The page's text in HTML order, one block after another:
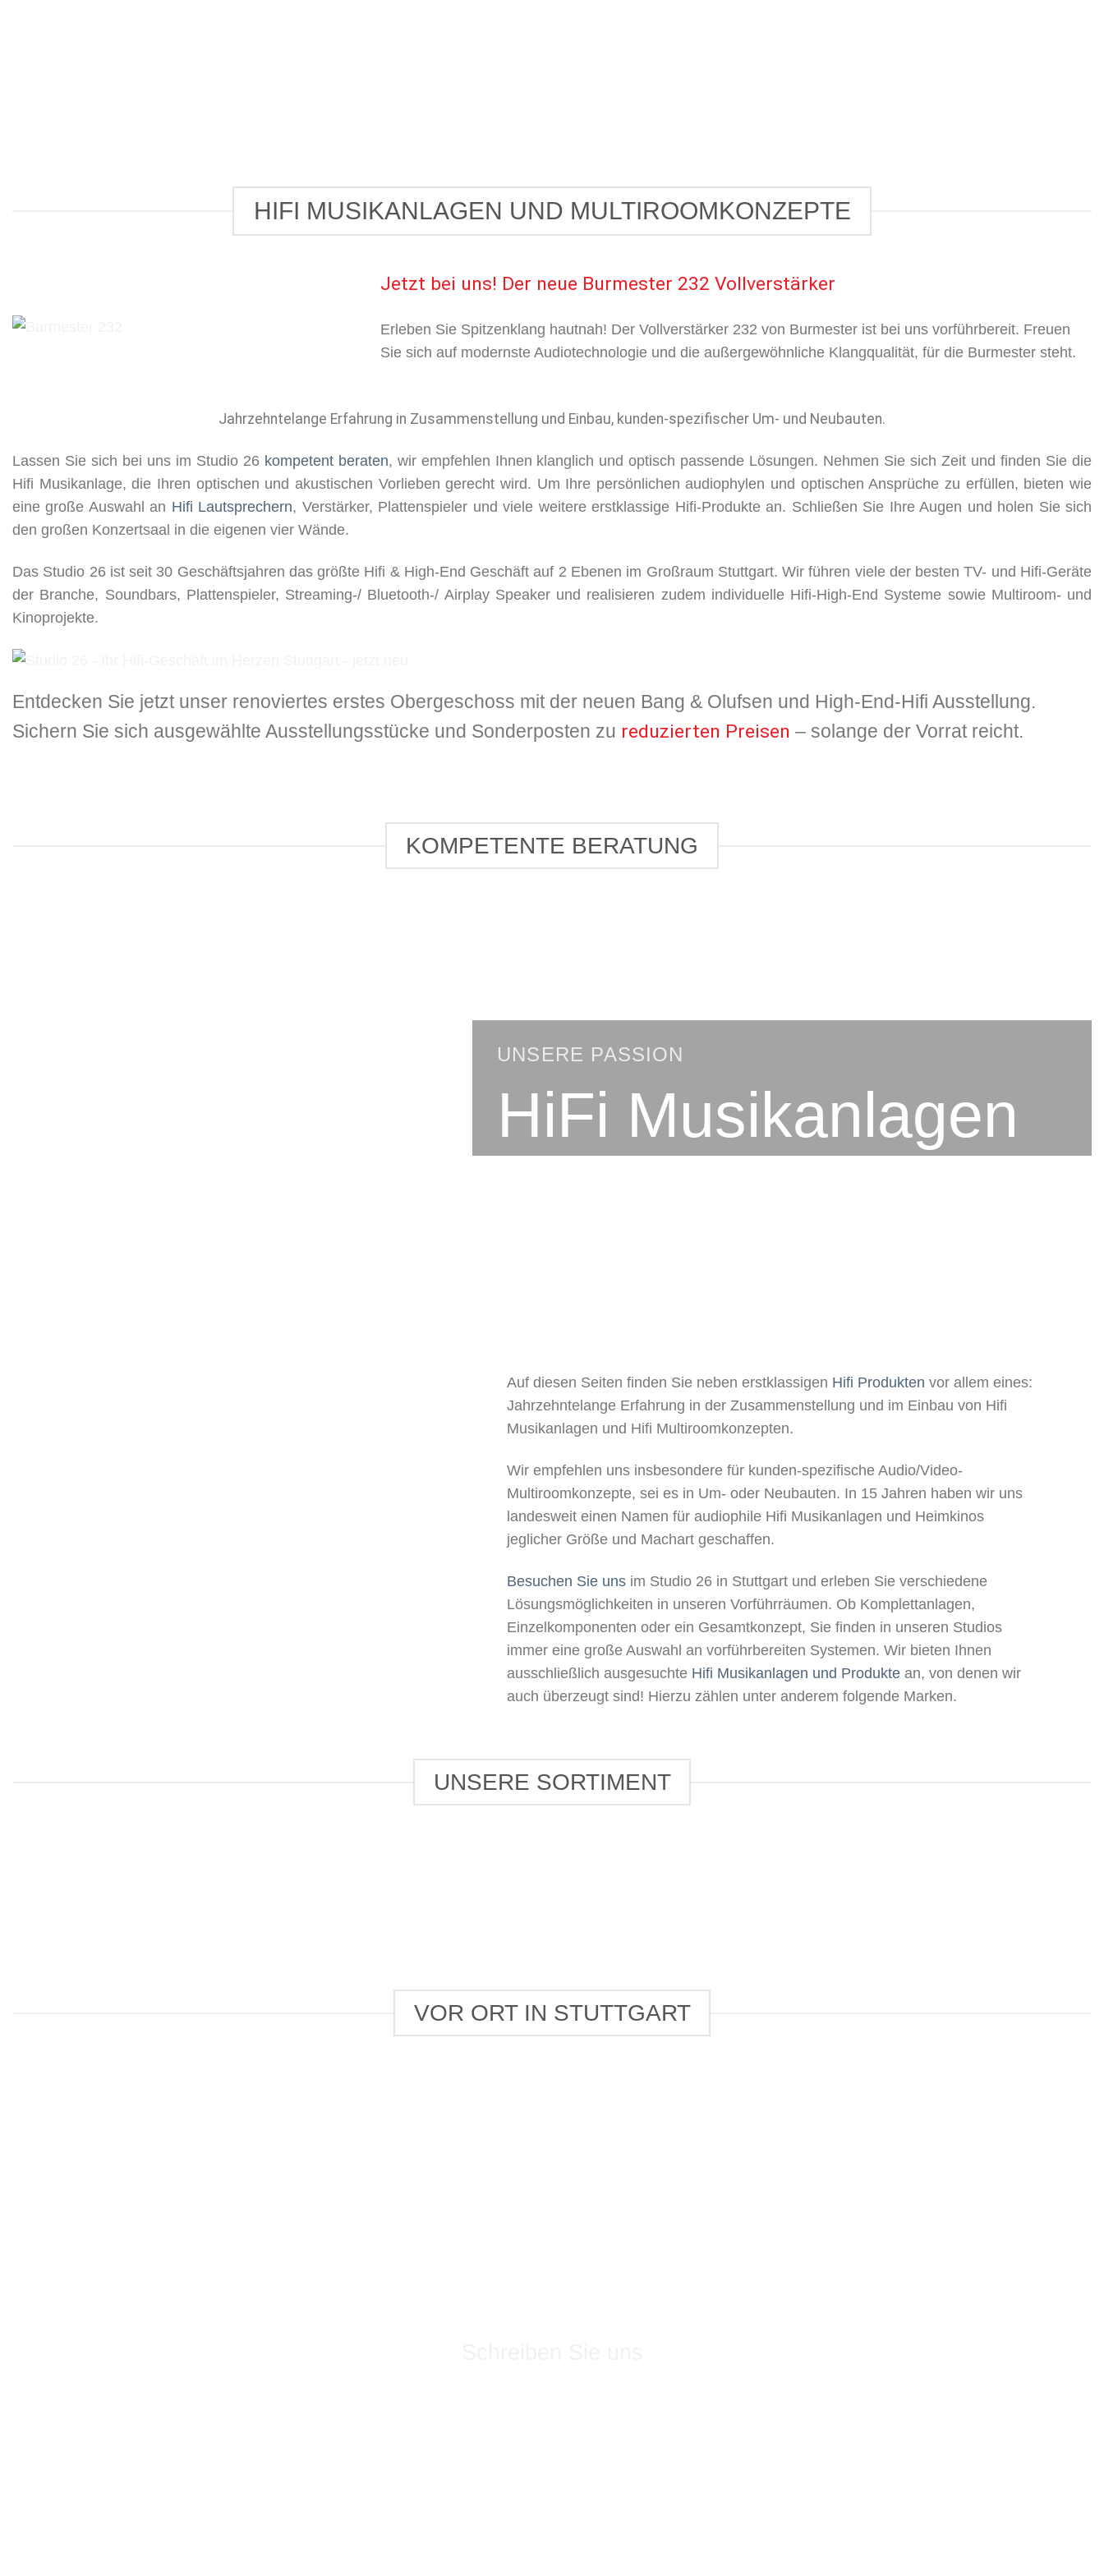
HIFI MUSIKANLAGEN UND MULTIROOMKONZEPTE
Jetzt bei uns! Der neue Burmester 232 Vollverstärker
Erleben Sie Spitzenklang hautnah! Der Vollverstärker 232 von Burmester ist bei uns vorführbereit. Freuen
Sie sich auf modernste Audiotechnologie und die außergewöhnliche Klangqualität, für die Burmester steht.
Jahrzehntelange Erfahrung in Zusammenstellung und Einbau, kunden-spezifischer Um- und Neubauten.
Lassen Sie sich bei uns im Studio 26 kompetent beraten, wir empfehlen Ihnen klanglich und optisch passende Lösungen. Nehmen Sie sich Zeit und finden Sie die
Hifi Musikanlage, die Ihren optischen und akustischen Vorlieben gerecht wird. Um Ihre persönlichen audiophylen und optischen Ansprüche zu erfüllen, bieten wie
eine große Auswahl an Hifi Lautsprechern, Verstärker, Plattenspieler und viele weitere erstklassige Hifi-Produkte an. Schließen Sie Ihre Augen und holen Sie sich
den großen Konzertsaal in die eigenen vier Wände.
Das Studio 26 ist seit 30 Geschäftsjahren das größte Hifi & High-End Geschäft auf 2 Ebenen im Großraum Stuttgart. Wir führen viele der besten TV- und Hifi-Geräte
der Branche, Soundbars, Plattenspieler, Streaming-/ Bluetooth-/ Airplay Speaker und realisieren zudem individuelle Hifi-High-End Systeme sowie Multiroom- und
Kinoprojekte.
Entdecken Sie jetzt unser renoviertes erstes Obergeschoss mit der neuen Bang & Olufsen und High-End-Hifi Ausstellung.
Sichern Sie sich ausgewählte Ausstellungsstücke und Sonderposten zu reduzierten Preisen – solange der Vorrat reicht.
KOMPETENTE BERATUNG
UNSERE PASSION
HiFi Musikanlagen
Auf diesen Seiten finden Sie neben erstklassigen Hifi Produkten vor allem eines:
Jahrzehntelange Erfahrung in der Zusammenstellung und im Einbau von Hifi
Musikanlagen und Hifi Multiroomkonzepten.
Wir empfehlen uns insbesondere für kunden-spezifische Audio/Video-
Multiroomkonzepte, sei es in Um- oder Neubauten. In 15 Jahren haben wir uns
landesweit einen Namen für audiophile Hifi Musikanlagen und Heimkinos
jeglicher Größe und Machart geschaffen.
Besuchen Sie uns im Studio 26 in Stuttgart und erleben Sie verschiedene
Lösungsmöglichkeiten in unseren Vorführräumen. Ob Komplettanlagen,
Einzelkomponenten oder ein Gesamtkonzept, Sie finden in unseren Studios
immer eine große Auswahl an vorführbereiten Systemen. Wir bieten Ihnen
ausschließlich ausgesuchte Hifi Musikanlagen und Produkte an, von denen wir
auch überzeugt sind! Hierzu zählen unter anderem folgende Marken.
UNSERE SORTIMENT
VOR ORT IN STUTTGART